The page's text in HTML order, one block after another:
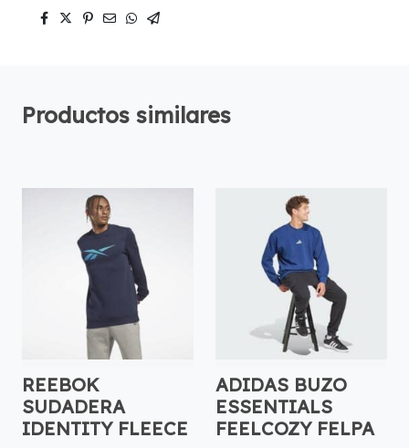
Productos similares
REEBOK
SUDADERA
IDENTITY FLEECE
ADIDAS BUZO
ESSENTIALS
FEELCOZY FELPA